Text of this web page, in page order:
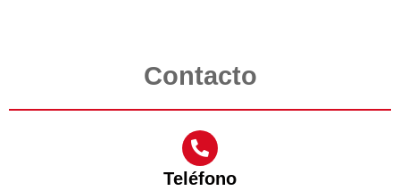
Contacto
Teléfono